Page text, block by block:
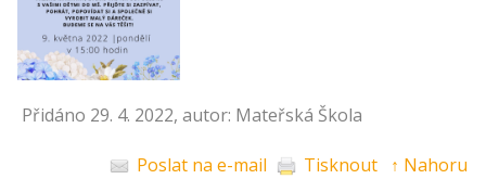
Přidáno 29. 4. 2022, autor: Mateřská Škola
Poslat na e-mail Tisknout ↑ Nahoru